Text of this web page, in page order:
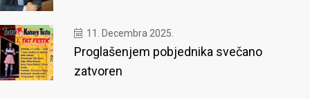
11. Decembra 2025.
Proglašenjem pobjednika svečano
zatvoren